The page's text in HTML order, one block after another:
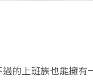
的上班族也能擁有